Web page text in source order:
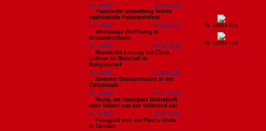
Nr. 18798
02.08.2026
Feuerwehr Steuerberg feierte
traditionelle Feuerwehrfest
Nr. 18797
02.08.2026
Vernissage Eröffnung in
Grosskirchheim
Nr. 18796
02.08.2026
Szenische Lesung mit Chris
Lohner im Wirtstadl in
Rangersdorf
Nr. 18795
01.08.2026
Sommer Einkaufsnacht in der
Tiebelstadt
Nr. 18794
29.07.2026
Hurra, am Naturpark Dobratsch
über Villach war der Vollmond da!
Nr. 18793
29.07.2026
Fotogruß von der Piazza Unita
in Tarvisio
Nr. 18654 001
Nr. 18654 005